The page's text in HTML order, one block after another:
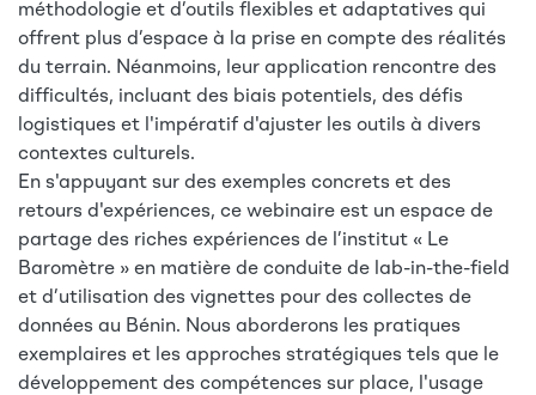
méthodologie et d’outils flexibles et adaptatives qui
offrent plus d’espace à la prise en compte des réalités
du terrain. Néanmoins, leur application rencontre des
difficultés, incluant des biais potentiels, des défis
logistiques et l'impératif d'ajuster les outils à divers
contextes culturels.
En s'appuyant sur des exemples concrets et des
retours d'expériences, ce webinaire est un espace de
partage des riches expériences de l’institut « Le
Baromètre » en matière de conduite de lab-in-the-field
et d’utilisation des vignettes pour des collectes de
données au Bénin. Nous aborderons les pratiques
exemplaires et les approches stratégiques tels que le
développement des compétences sur place, l'usage